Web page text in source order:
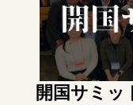
開国サミッ